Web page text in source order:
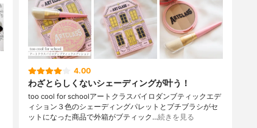
4.00
わざとらしくないシェーディングが叶う！
too cool for schoolアートクラスバイロダンブティックエデ
ィション３色のシェーディングパレットとプチブラシがセ
ットになった商品で外箱がブティック…続きを見る